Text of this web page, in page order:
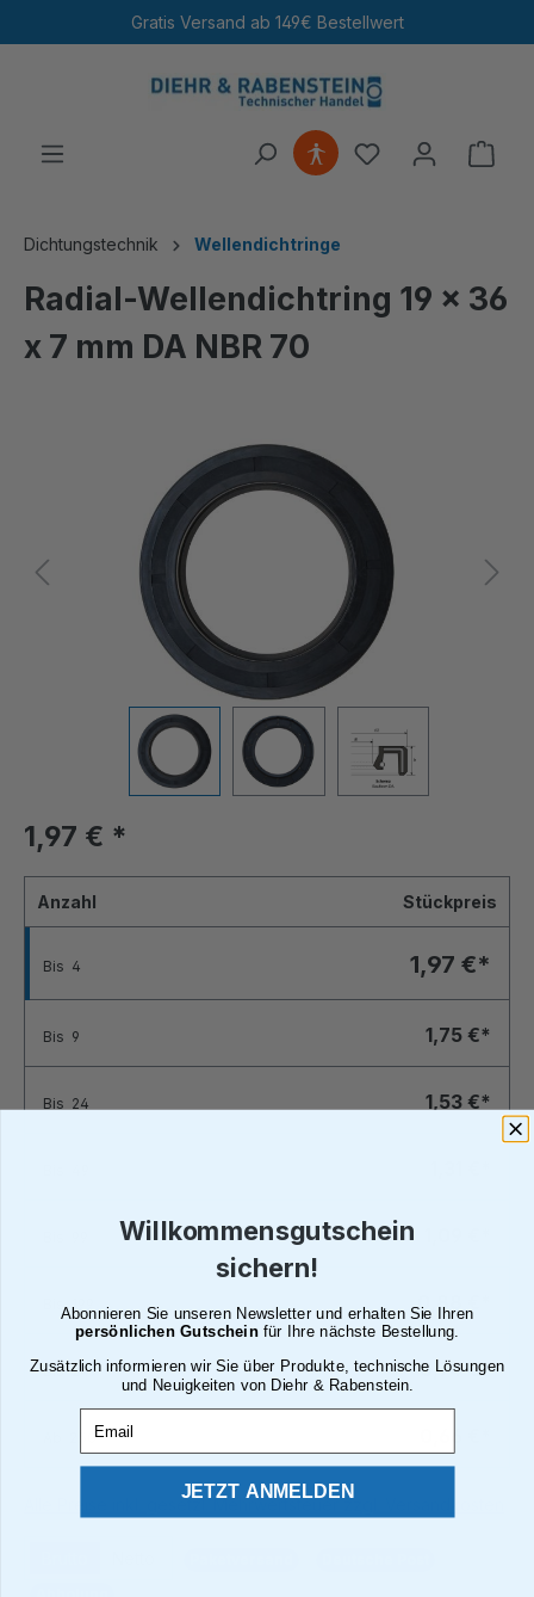
Gratis Versand ab 149€ Bestellwert
Dichtungstechnik Wellendichtringe
Radial-Wellendichtring 19 x 36
x 7 mm DA NBR 70
Bildergalerie überspringen
1,97 € *
Anzahl Stückpreis
Bis 4 1,97 €*
Bis 9 1,75 €*
Bis 24 1,53 €*
199 0,88 €*
Bis 249 0,74 €*
250
Alle Preise inkl. gesetzl. Mehrwertsteuer zzgl. Versandkosten
Willkommensgutschein
sichern!
Abonnieren Sie unseren Newsletter und erhalten Sie Ihren
persönlichen Gutscheinfür Ihre nächste Bestellung.
Zusätzlich informieren wir Sie über Produkte, technische Lösungen
und Neuigkeiten von Diehr & Rabenstein.
JETZT ANMELDEN